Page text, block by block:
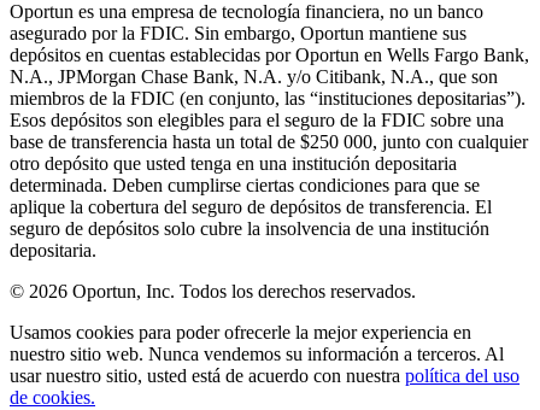
Oportun es una empresa de tecnología financiera, no un banco
asegurado por la FDIC. Sin embargo, Oportun mantiene sus
depósitos en cuentas establecidas por Oportun en Wells Fargo Bank,
N.A., JPMorgan Chase Bank, N.A. y/o Citibank, N.A., que son
miembros de la FDIC (en conjunto, las “instituciones depositarias”).
Esos depósitos son elegibles para el seguro de la FDIC sobre una
base de transferencia hasta un total de $250 000, junto con cualquier
otro depósito que usted tenga en una institución depositaria
determinada. Deben cumplirse ciertas condiciones para que se
aplique la cobertura del seguro de depósitos de transferencia. El
seguro de depósitos solo cubre la insolvencia de una institución
depositaria.
© 2026 Oportun, Inc. Todos los derechos reservados.
Usamos cookies para poder ofrecerle la mejor experiencia en
nuestro sitio web. Nunca vendemos su información a terceros. Al
usar nuestro sitio, usted está de acuerdo con nuestra política del uso
de cookies.